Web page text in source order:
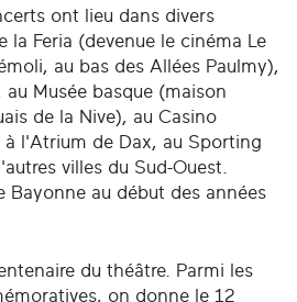
ont lieu dans divers
la Feria (devenue le cinéma Le
au bas des Allées Paulmy),
Musée basque (maison
de la Nive), au Casino
l'Atrium de Dax, au Sporting
villes du Sud-Ouest.
Bayonne au début des années
du théâtre. Parmi les
on donne le 12